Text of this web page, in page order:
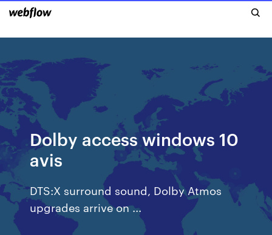
Dolby access windows 10
avis
DTS:X surround sound, Dolby Atmos
upgrades arrive on ...